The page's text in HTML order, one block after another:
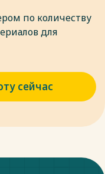
по количеству
для
сейчас